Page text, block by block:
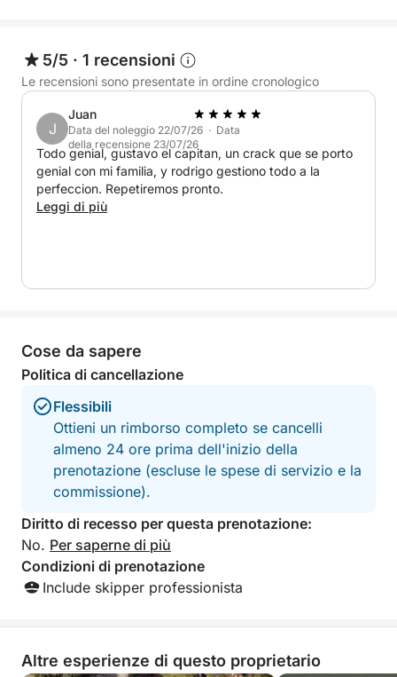
durante la giornata. È la scelta perfetta per chi
preferisce un'esperienza rilassata e autoguidata in
acqua.
Che tu stia festeggiando qualcosa di speciale o
semplicemente voglia staccare la spina e goderti la
brezza marina, questa crociera di un giorno intero
da Marina Salinas offre l'ambiente ideale.
5/5 · 1 recensioni
Le recensioni sono presentate in ordine cronologico
J
Juan
Data del noleggio 22/07/26 · Data
della recensione 23/07/26
Todo genial, gustavo el capitan, un crack que se porto
genial con mi familia, y rodrigo gestiono todo a la
perfeccion. Repetiremos pronto.
Leggi di più
Cose da sapere
Politica di cancellazione
Flessibili
Ottieni un rimborso completo se cancelli
almeno 24 ore prima dell'inizio della
prenotazione (escluse le spese di servizio e la
commissione).
Diritto di recesso per questa prenotazione:
No. Per saperne di più
Condizioni di prenotazione
Include skipper professionista
Altre esperienze di questo proprietario